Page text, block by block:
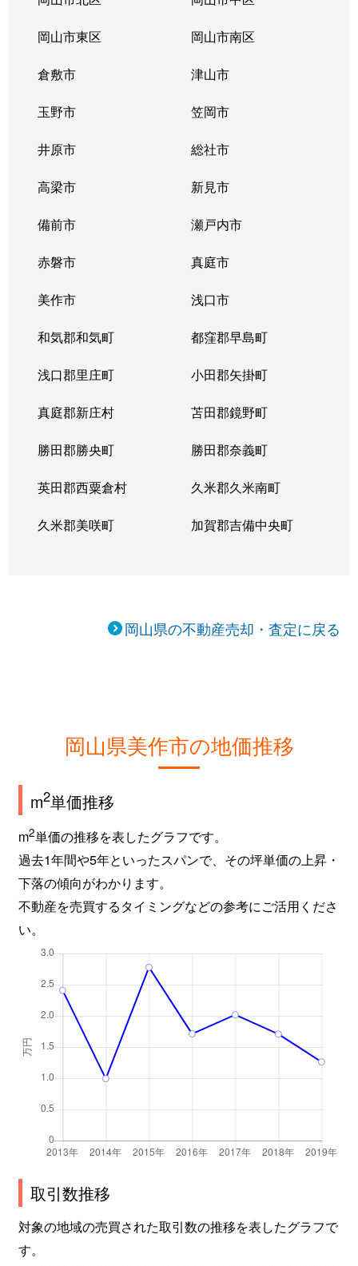
岡山市東区 岡山市南区
倉敷市 津山市
玉野市 笠岡市
井原市 総社市
高梁市 新見市
備前市 瀬戸内市
赤磐市 真庭市
美作市 浅口市
和気郡和気町 都窪郡早島町
浅口郡里庄町 小田郡矢掛町
真庭郡新庄村 苫田郡鏡野町
勝田郡勝央町 勝田郡奈義町
英田郡西粟倉村 久米郡久米南町
久米郡美咲町 加賀郡吉備中央町
岡山県の不動産売却・査定に戻る
岡山県美作市の地価推移
m2単価推移
m2単価の推移を表したグラフです。
過去1年間や5年といったスパンで、その坪単価の上昇・
下落の傾向がわかります。
不動産を売買するタイミングなどの参考にご活用くださ
い。
取引数推移
対象の地域の売買された取引数の推移を表したグラフで
す。